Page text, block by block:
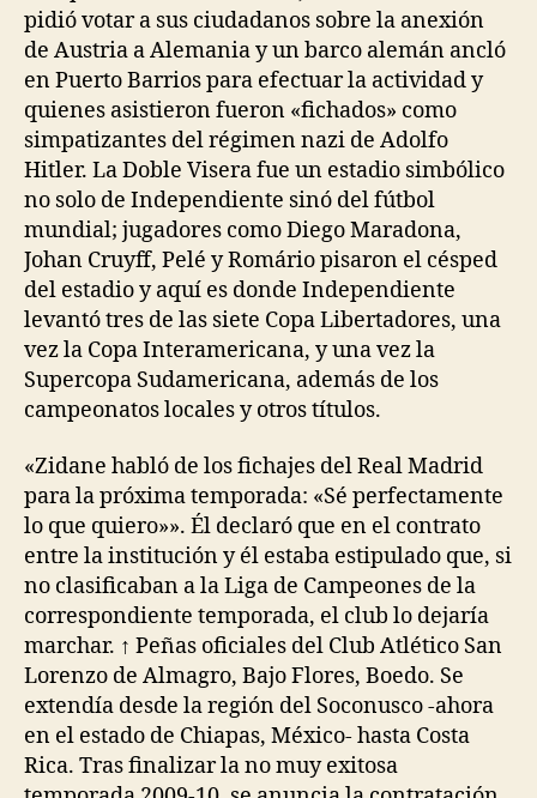
pidió votar a sus ciudadanos sobre la anexión
de Austria a Alemania y un barco alemán ancló
en Puerto Barrios para efectuar la actividad y
quienes asistieron fueron «fichados» como
simpatizantes del régimen nazi de Adolfo
Hitler. La Doble Visera fue un estadio simbólico
no solo de Independiente sinó del fútbol
mundial; jugadores como Diego Maradona,
Johan Cruyff, Pelé y Romário pisaron el césped
del estadio y aquí es donde Independiente
levantó tres de las siete Copa Libertadores, una
vez la Copa Interamericana, y una vez la
Supercopa Sudamericana, además de los
campeonatos locales y otros títulos.
«Zidane habló de los fichajes del Real Madrid
para la próxima temporada: «Sé perfectamente
lo que quiero»». Él declaró que en el contrato
entre la institución y él estaba estipulado que, si
no clasificaban a la Liga de Campeones de la
correspondiente temporada, el club lo dejaría
marchar. ↑ Peñas oficiales del Club Atlético San
Lorenzo de Almagro, Bajo Flores, Boedo. Se
extendía desde la región del Soconusco -ahora
en el estado de Chiapas, México- hasta Costa
Rica. Tras finalizar la no muy exitosa